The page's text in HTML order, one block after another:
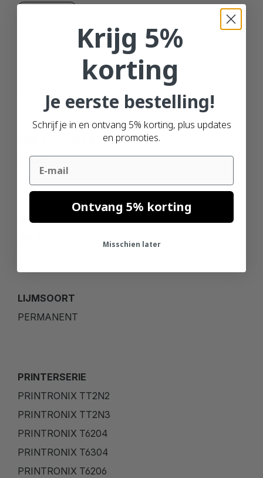
101.6MM
INKJET
MATERIAAL
LIJMSOORT
PERMANENT
PRINTERSERIE
PRINTRONIX TT2N2
PRINTRONIX TT2N3
PRINTRONIX T6204
PRINTRONIX T6304
PRINTRONIX T6206
Krijg 5%
korting
Je eerste bestelling!
Schrijf je in en ontvang 5% korting, plus updates
en promoties.
Email
Ontvang 5% korting
Misschien later